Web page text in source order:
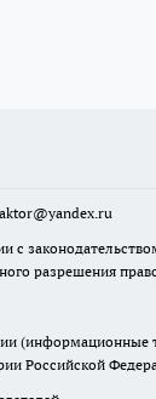
с
разрешения
Российской